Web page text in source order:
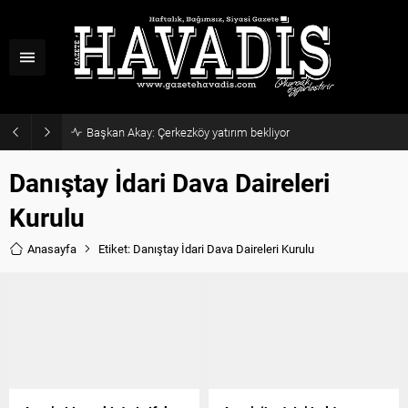
Başkan Akay: Çerkezköy yatırım bekliyor
Danıştay İdari Dava Daireleri
Kurulu
Anasayfa Etiket: Danıştay İdari Dava Daireleri Kurulu